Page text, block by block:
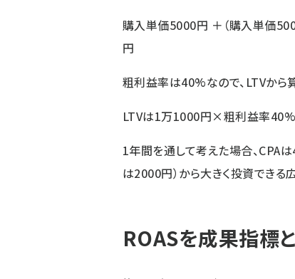
購入単価5000円 ＋（購入単価
円
粗利益率は40%なので、LTVから
LTVは1万1000円×粗利益率
1年間を通して考えた場合、CPA
は2000円）から大きく投資できる
ROASを成果指標